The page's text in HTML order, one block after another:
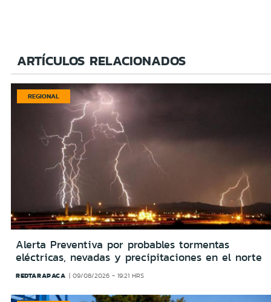
ARTÍCULOS RELACIONADOS
REGIONAL
Alerta Preventiva por probables tormentas
eléctricas, nevadas y precipitaciones en el norte
REDTARAPACA 09/08/2026 - 19:21 HRS